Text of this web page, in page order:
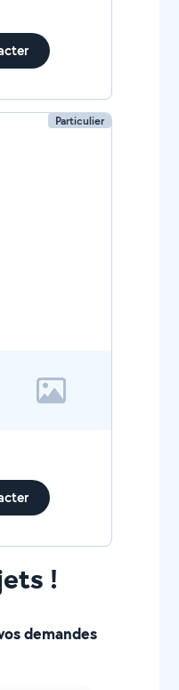
Particulier
!
demandes